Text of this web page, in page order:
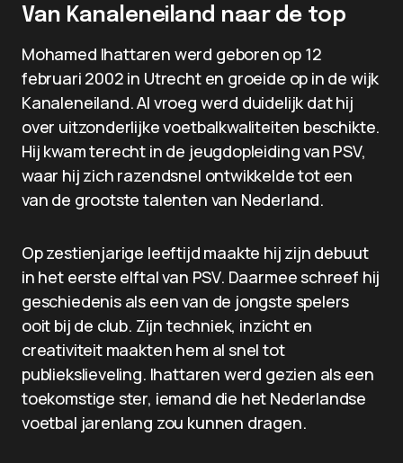
Van Kanaleneiland naar de top
Mohamed Ihattaren werd geboren op 12
februari 2002 in Utrecht en groeide op in de wijk
Kanaleneiland. Al vroeg werd duidelijk dat hij
over uitzonderlijke voetbalkwaliteiten beschikte.
Hij kwam terecht in de jeugdopleiding van PSV,
waar hij zich razendsnel ontwikkelde tot een
van de grootste talenten van Nederland.
Op zestienjarige leeftijd maakte hij zijn debuut
in het eerste elftal van PSV. Daarmee schreef hij
geschiedenis als een van de jongste spelers
ooit bij de club. Zijn techniek, inzicht en
creativiteit maakten hem al snel tot
publiekslieveling. Ihattaren werd gezien als een
toekomstige ster, iemand die het Nederlandse
voetbal jarenlang zou kunnen dragen.